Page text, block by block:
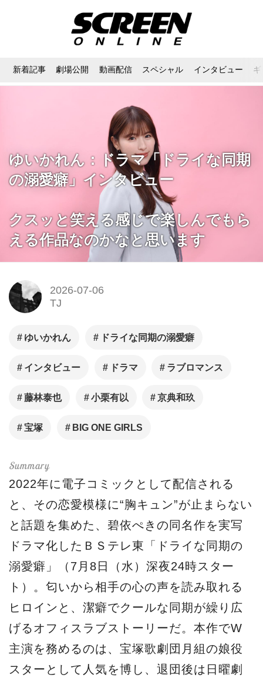
新着記事 劇場公開 動画配信 スペシャル インタビュー
ゆいかれん：ドラマ「ドライな同期
の溺愛癖」インタビュー
クスッと笑える感じで楽しんでもら
える作品なのかなと思います
2026-07-06
TJ
ゆいかれん ドライな同期の溺愛癖
インタビュー ドラマ ラブロマンス
藤林泰也 小栗有以 京典和玖
宝塚 BIG ONE GIRLS
2022年に電子コミックとして配信される
と、その恋愛模様に“胸キュン”が止まらない
と話題を集めた、碧依ぺきの同名作を実写
ドラマ化したＢＳテレ東「ドライな同期の
溺愛癖」（7月8日（水）深夜24時スター
ト）。匂いから相手の心の声を読み取れる
ヒロインと、潔癖でクールな同期が繰り広
げるオフィスラブストーリーだ。本作でW
主演を務めるのは、宝塚歌劇団月組の娘役
スターとして人気を博し、退団後は日曜劇